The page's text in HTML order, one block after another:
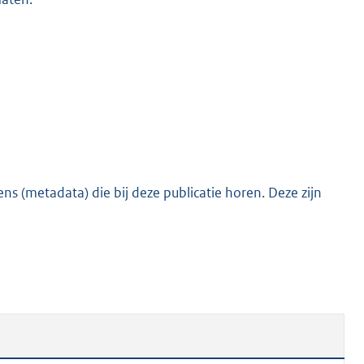
b
(metadata) die bij deze publicatie horen. Deze zijn